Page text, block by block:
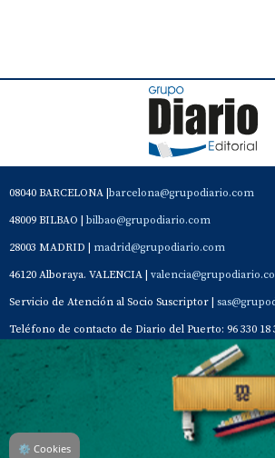
08040 BARCELONA | barcelona@grupodiario.com
48009 BILBAO | bilbao@grupodiario.com
28003 MADRID | madrid@grupodiario.com
46120 Alboraya. VALENCIA |
Servicio de Atención al Socio Suscriptor |
Teléfono de contacto de Diario del Puerto: 96 330 18
Contacto Aviso Legal Quiénes somos
⚙ Cookies